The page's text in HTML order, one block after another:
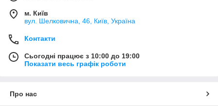
м. Київ
вул. Шелковична, 46, Київ, Україна
Контакти
Сьогодні працює з 10:00 до 19:00
Показати весь графік роботи
Про нас